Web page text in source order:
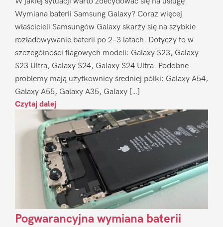
Wymiana baterii Samsung Galaxy? Coraz więcej
właścicieli Samsungów Galaxy skarży się na szybkie
rozładowywanie baterii po 2–3 latach. Dotyczy to w
szczególności flagowych modeli: Galaxy S23, Galaxy
S23 Ultra, Galaxy S24, Galaxy S24 Ultra. Podobne
problemy mają użytkownicy średniej półki: Galaxy A54,
Galaxy A55, Galaxy A35, Galaxy […]
Czytaj dalej
Pogwarancyjna wymiana baterii